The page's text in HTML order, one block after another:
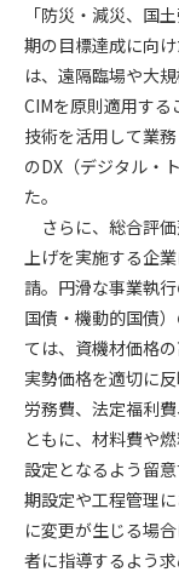
「防災・減災、国
期の目標達成に向
は、遠隔臨場や大
CIMを原則適用す
技術を活用して業
のDX（デジタル・
た。
さらに、総合評
上げを実施する企
請。円滑な事業執
国債・機動的国債
ては、資機材価格
実勢価格を適切に
労務費、法定福利
ともに、材料費や
設定となるよう留
期設定や工程管理
に変更が生じる場
者に指導するよう求
第2条（規約の変
本規約は、会員
あります。変更
ちに全ての会員
第4条（会員審査
第4条（会員の定
1. 管理者は前条
の何れかの項
員としての権
(1) 会員申し込み
(2) 本規約に違反
(3) 会員申し込み
(4) 会員申込者が
理を行わなか
(5) その他管理者
2. 管理者は承認